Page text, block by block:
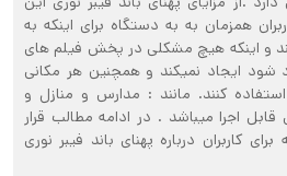
همزمان به به دستگاه برای اینکه به
و اینکه هیچ مشکلی در پخش فیلم های
شود ایجاد نمیکند و همچنین هر مکانی
استفاده کنند. مانند : مدارس و منازل و
اجرا میباشد . در ادامه مطالب قرار
کاربران درباره پهنای باند فیبر نوری